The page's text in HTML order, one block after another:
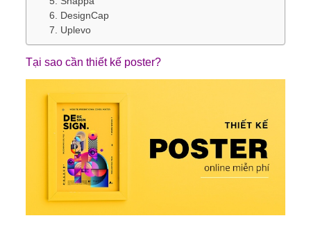
6. DesignCap
7. Uplevo
Tại sao cần thiết kế poster?